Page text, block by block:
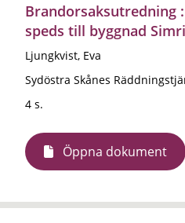
Brandorsaksutredning
speds till byggnad
Ljungkvist, Eva
Sydöstra Skånes
4 s.
Öppna dokument